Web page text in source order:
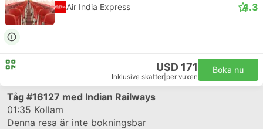
Air India Express 4.3
USD 171
Inklusive skatter per vuxen
Boka nu
Tåg #16127 med Indian Railways
01:35 Kollam
Denna resa är inte bokningsbar